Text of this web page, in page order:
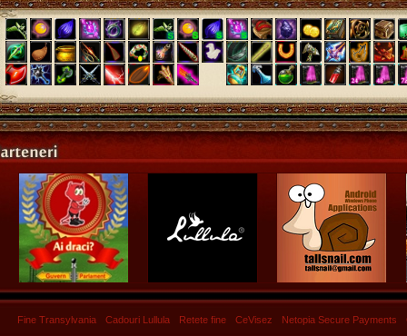
Fine Transylvania Cadouri Lullula Retete fine CeVisez Netopia Secure Payments